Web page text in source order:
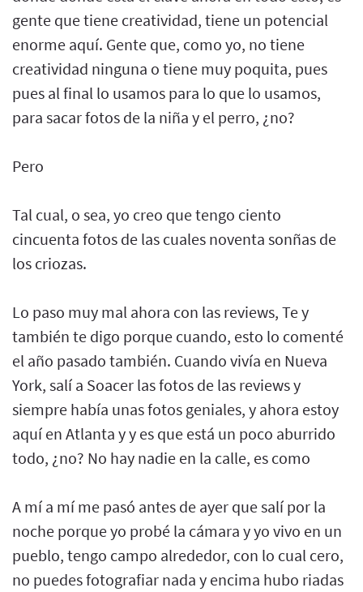
gente que tiene creatividad, tiene un potencial
enorme aquí. Gente que, como yo, no tiene
creatividad ninguna o tiene muy poquita, pues
pues al final lo usamos para lo que lo usamos,
para sacar fotos de la niña y el perro, ¿no?
Pero
Tal cual, o sea, yo creo que tengo ciento
cincuenta fotos de las cuales noventa sonñas de
los criozas.
Lo paso muy mal ahora con las reviews, Te y
también te digo porque cuando, esto lo comenté
el año pasado también. Cuando vivía en Nueva
York, salí a Soacer las fotos de las reviews y
siempre había unas fotos geniales, y ahora estoy
aquí en Atlanta y y es que está un poco aburrido
todo, ¿no? No hay nadie en la calle, es como
A mí a mí me pasó antes de ayer que salí por la
noche porque yo probé la cámara y yo vivo en un
pueblo, tengo campo alrededor, con lo cual cero,
no puedes fotografiar nada y encima hubo riadas